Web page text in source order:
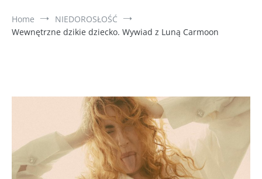
Home
NIEDOROSŁOŚĆ
Wewnętrzne dzikie dziecko. Wywiad z Luną Carmoon